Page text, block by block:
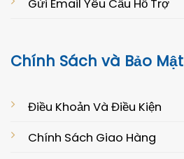
Gửi Email Yêu Cầu Hỗ Trợ
Chính Sách và Bảo Mật
Điều Khoản Và Điều Kiện
Chính Sách Giao Hàng